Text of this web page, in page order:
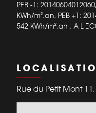
PEB -1:
KWh/m².an. PEB +1:
542 KWh/m².an . A L
Rue du Petit Mont